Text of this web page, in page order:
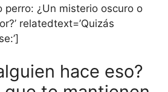
perro: ¿Un misterio oscuro o
relatedtext=’Quizás
hace eso?